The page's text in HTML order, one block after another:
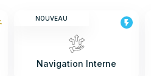
NOUVEAU
Navigation Interne